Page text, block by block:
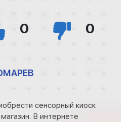
0 0
сенсорный киоск
В интернете